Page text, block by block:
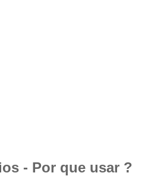
- Por que usar ?